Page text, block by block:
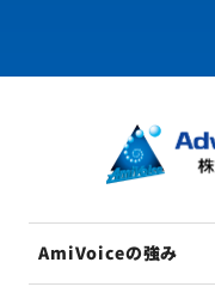
AmiVoiceの強み